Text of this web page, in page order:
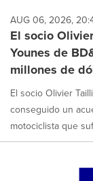
AUG 06, 2026,
El socio
Younes de
millones de
El socio Olivier
conseguido un
motociclista que